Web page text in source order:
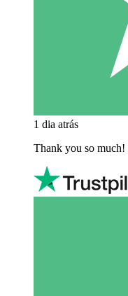
1 dia atrás
Thank you so much!